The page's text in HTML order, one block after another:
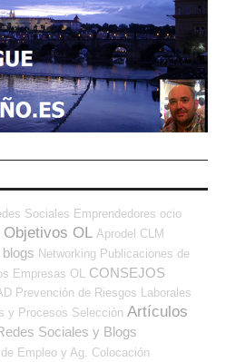
Sociales Emprendedores ocio
Objetivos OL Aprodel CLM
blogs Networking Publicaciones de
Empresas OL CONSEJOS
Prevención de Riesgos Laborales
y Procesos Selección Artículos
Sociales y Blogs
Empleo y Ag. Colocación